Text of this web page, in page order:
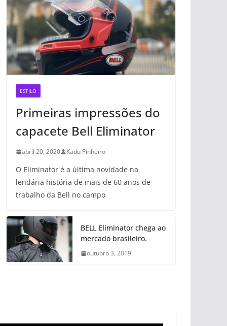
ESTILO
Primeiras impressões do
capacete Bell Eliminator
abril 20, 2020 Kadu Pinheiro
O Eliminator é a última novidade na
lendária história de mais de 60 anos de
trabalho da Bell no campo
BELL Eliminator chega ao
mercado brasileiro.
outubro 3, 2019